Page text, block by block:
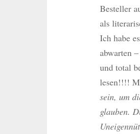
Besteller
als
Ich habe
abwarten
und total
lesen!!!!
sein, um
glauben.